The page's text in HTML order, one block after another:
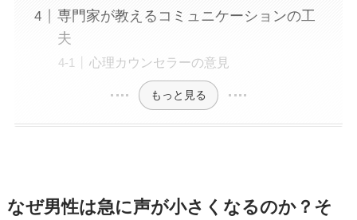
専門家が教えるコミュニケーションの工
夫
心理カウンセラーの意見
もっと見る
なぜ男性は急に声が小さくなるのか？そ